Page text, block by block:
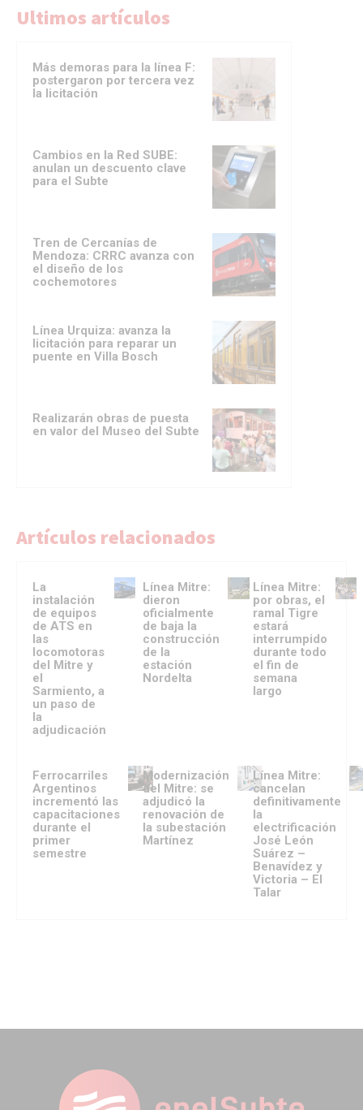
Ultimos artículos
Más demoras para la línea F:
postergaron por tercera vez
la licitación
Cambios en la Red SUBE:
anulan un descuento clave
para el Subte
Tren de Cercanías de
Mendoza: CRRC avanza con
el diseño de los
cochemotores
Línea Urquiza: avanza la
licitación para reparar un
puente en Villa Bosch
Realizarán obras de puesta
en valor del Museo del Subte
Artículos relacionados
La
instalación
de equipos
de ATS en
las
locomotoras
del Mitre y
el
Sarmiento, a
un paso de
la
adjudicación
Línea Mitre:
dieron
oficialmente
de baja la
construcción
de la
estación
Nordelta
Línea Mitre:
por obras, el
ramal Tigre
estará
interrumpido
durante todo
el fin de
semana
largo
Ferrocarriles
Argentinos
incrementó las
capacitaciones
durante el
primer
semestre
Modernización
del Mitre: se
adjudicó la
renovación de
la subestación
Martínez
Línea Mitre:
cancelan
definitivamente
la
electrificación
José León
Suárez –
Benavídez y
Victoria – El
Talar